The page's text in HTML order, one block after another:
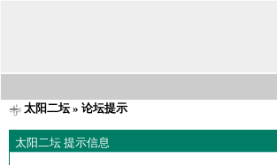
太阳二坛» 论坛提示
太阳二坛 提示信息